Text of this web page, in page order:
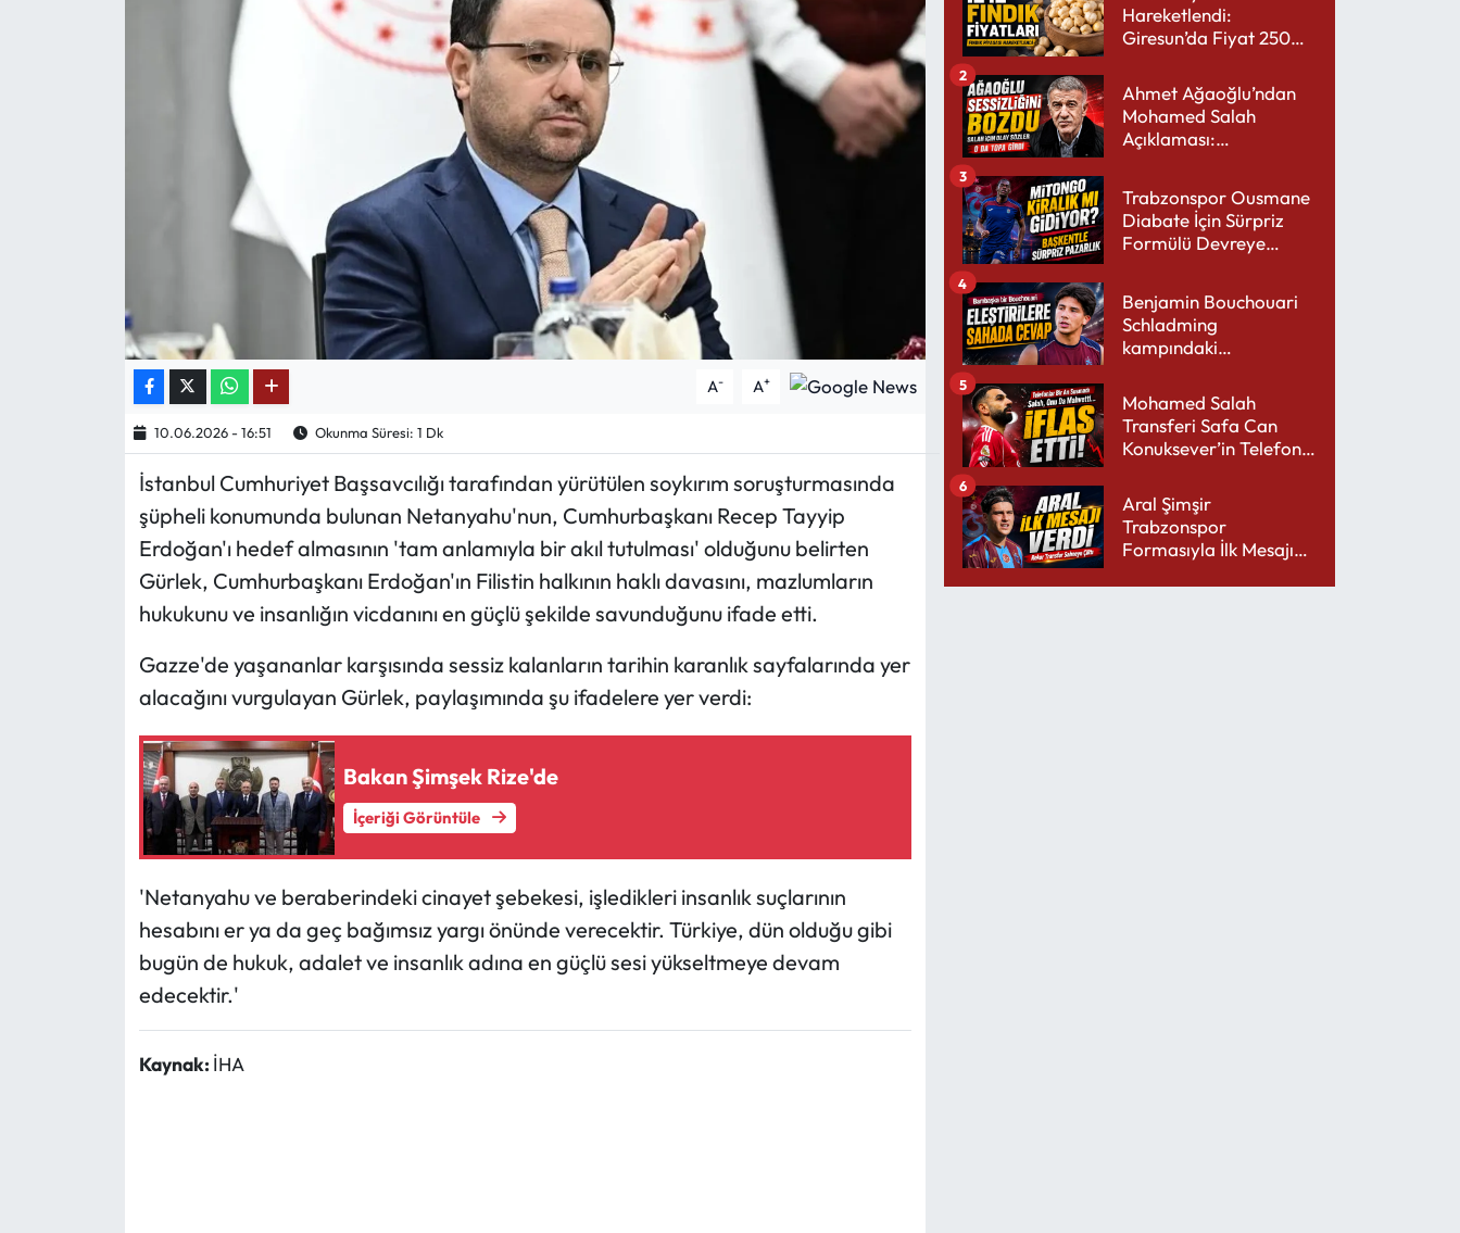
A- A+
10.06.2026 - 16:51 Okunma Süresi: 1 Dk
İstanbul Cumhuriyet Başsavcılığı tarafından yürütülen soykırım soruşturmasında
şüpheli konumunda bulunan Netanyahu'nun, Cumhurbaşkanı Recep Tayyip
Erdoğan'ı hedef almasının 'tam anlamıyla bir akıl tutulması' olduğunu belirten
Gürlek, Cumhurbaşkanı Erdoğan'ın Filistin halkının haklı davasını, mazlumların
hukukunu ve insanlığın vicdanını en güçlü şekilde savunduğunu ifade etti.
Gazze'de yaşananlar karşısında sessiz kalanların tarihin karanlık sayfalarında yer
alacağını vurgulayan Gürlek, paylaşımında şu ifadelere yer verdi:
Bakan Şimşek Rize'de
İçeriği Görüntüle
'Netanyahu ve beraberindeki cinayet şebekesi, işledikleri insanlık suçlarının
hesabını er ya da geç bağımsız yargı önünde verecektir. Türkiye, dün olduğu gibi
bugün de hukuk, adalet ve insanlık adına en güçlü sesi yükseltmeye devam
edecektir.'
Kaynak: İHA
Hareketlendi:
Giresun’da Fiyat 250
Ahmet Ağaoğlu’ndan
Mohamed Salah
Açıklaması:
2
Trabzonspor Ousmane
Diabate İçin Sürpriz
Formülü Devreye
3
Benjamin Bouchouari
Schladming
kampındaki
4
Mohamed Salah
Transferi Safa Can
Konuksever’in Telefon
5
Aral Şimşir
Trabzonspor
Formasıyla İlk Mesajını
6
ASTROLOJİ
Spor Yazıları
Mektup Galeri